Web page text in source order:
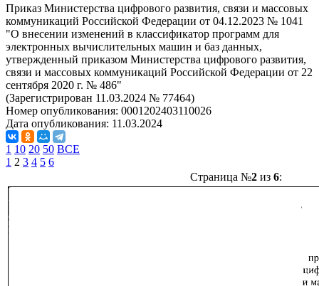
Приказ Министерства цифрового развития, связи и массовых
коммуникаций Российской Федерации от 04.12.2023 № 1041
"О внесении изменений в классификатор программ для
электронных вычислительных машин и баз данных,
утвержденный приказом Министерства цифрового развития,
связи и массовых коммуникаций Российской Федерации от 22
сентября 2020 г. № 486"
(Зарегистрирован 11.03.2024 № 77464)
Номер опубликования: 0001202403110026
Дата опубликования: 11.03.2024
1 10 20 50 ВСЕ
1 2 3 4 5 6
Страница №2из 6: